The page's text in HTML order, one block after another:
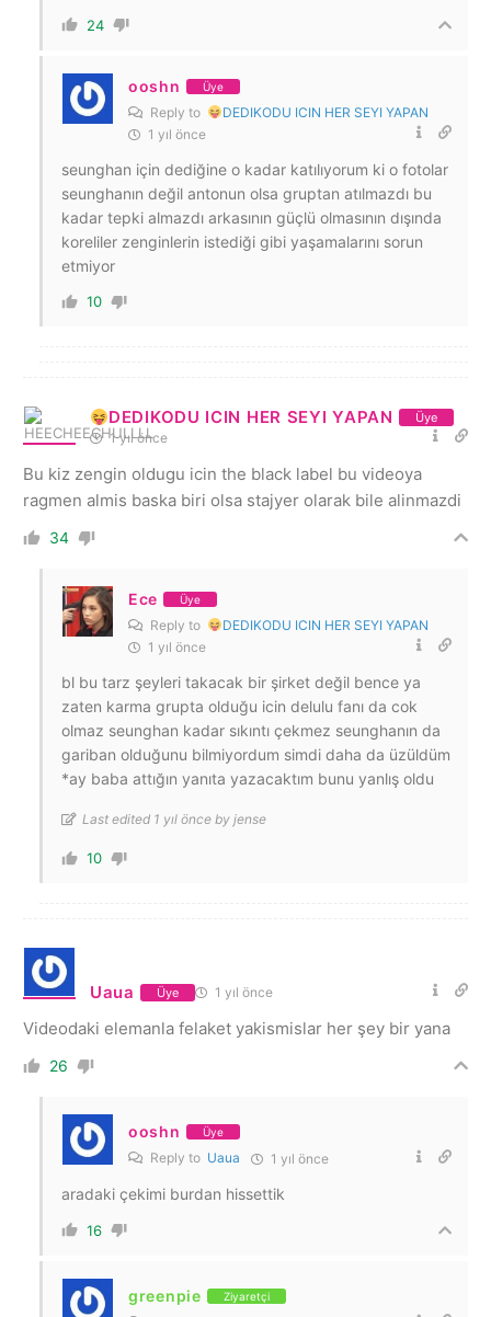
24
ooshn Üye
Reply to
DEDIKODU ICIN HER SEYI YAPAN
1 yıl önce
seunghan için dediğine o kadar katılıyorum ki o fotolar
seunghanın değil antonun olsa gruptan atılmazdı bu
kadar tepki almazdı arkasının güçlü olmasının dışında
koreliler zenginlerin istediği gibi yaşamalarını sorun
etmiyor
10
DEDIKODU ICIN HER SEYI YAPAN Üye
1 yıl önce
Bu kiz zengin oldugu icin the black label bu videoya
ragmen almis baska biri olsa stajyer olarak bile alinmazdi
34
Ece Üye
Reply to
DEDIKODU ICIN HER SEYI YAPAN
1 yıl önce
bl bu tarz şeyleri takacak bir şirket değil bence ya
zaten karma grupta olduğu icin delulu fanı da cok
olmaz seunghan kadar sıkıntı çekmez seunghanın da
gariban olduğunu bilmiyordum simdi daha da üzüldüm
*ay baba attığın yanıta yazacaktım bunu yanlış oldu
Last edited 1 yıl önce by jense
10
Uaua Üye 1 yıl önce
Videodaki elemanla felaket yakismislar her şey bir yana
26
ooshn Üye
Reply to Uaua 1 yıl önce
aradaki çekimi burdan hissettik
16
greenpie Ziyaretçi